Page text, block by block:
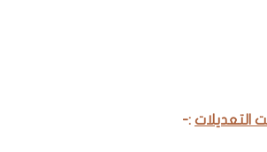
التعديلات :-